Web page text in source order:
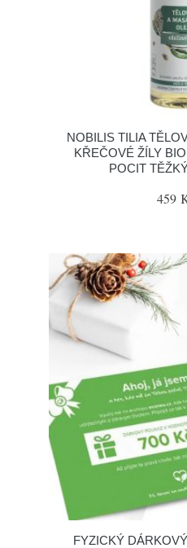
NOBILIS TILIA
KŘEČOVÉ ŽÍLY
POCIT
459
FYZICKÝ